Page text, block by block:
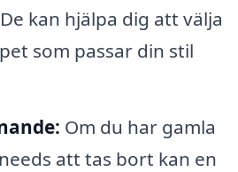
kan hjälpa dig att välja
som passar din stil
Om du har gamla
att tas bort kan en